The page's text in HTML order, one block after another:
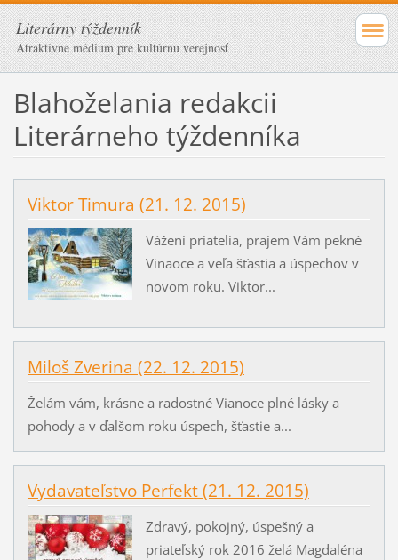
Literárny týždenník
Atraktívne médium pre kultúrnu verejnosť
Blahoželania redakcii
Literárneho týždenníka
Viktor Timura (21. 12. 2015)
Vážení priatelia, prajem Vám pekné
Vinaoce a veľa šťastia a úspechov v
novom roku. Viktor...
Miloš Zverina (22. 12. 2015)
Želám vám, krásne a radostné Vianoce plné lásky a
pohody a v ďalšom roku úspech, šťastie a...
Vydavateľstvo Perfekt (21. 12. 2015)
Zdravý, pokojný, úspešný a
priateľský rok 2016 želá Magdaléna